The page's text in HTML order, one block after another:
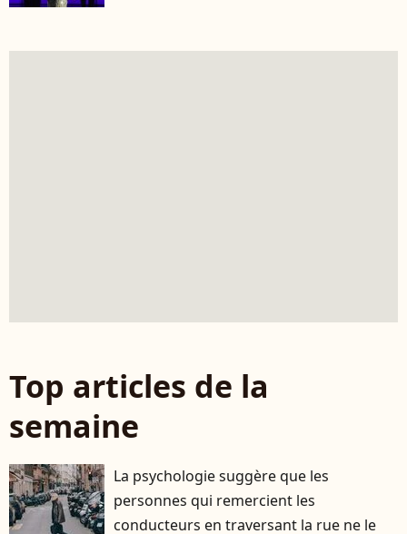
Top articles de la
semaine
La psychologie suggère que les
personnes qui remercient les
conducteurs en traversant la rue ne le